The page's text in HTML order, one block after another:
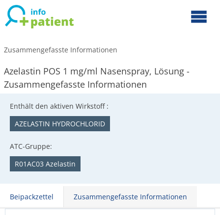
Zusammengefasste Informationen
Azelastin POS 1 mg/ml Nasenspray, Lösung -
Zusammengefasste Informationen
Enthält den aktiven Wirkstoff :
AZELASTIN HYDROCHLORID
ATC-Gruppe:
R01AC03 Azelastin
Beipackzettel Zusammengefasste Informationen